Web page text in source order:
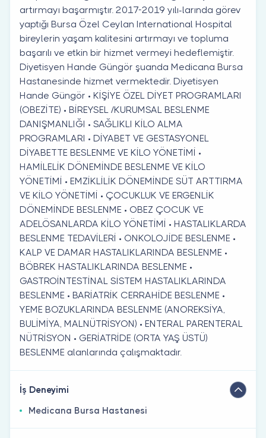
artırmayı başarmıştır. 2017-2019 yılı-larında görev
yaptığı Bursa Özel Ceylan International Hospital
bireylerin yaşam kalitesini artırmayı ve topluma
başarılı ve etkin bir hizmet vermeyi hedeflemiştir.
Diyetisyen Hande Güngör şuanda Medicana Bursa
Hastanesinde hizmet vermektedir. Diyetisyen
Hande Güngör • KİŞİYE ÖZEL DİYET PROGRAMLARI
(OBEZİTE) • BİREYSEL /KURUMSAL BESLENME
DANIŞMANLIĞI • SAĞLIKLI KİLO ALMA
PROGRAMLARI • DİYABET VE GESTASYONEL
DİYABETTE BESLENME VE KİLO YÖNETİMİ •
HAMİLELİK DÖNEMİNDE BESLENME VE KİLO
YÖNETİMİ • EMZİKLİLİK DÖNEMİNDE SÜT ARTTIRMA
VE KİLO YÖNETİMİ • ÇOCUKLUK VE ERGENLİK
DÖNEMİNDE BESLENME • OBEZ ÇOCUK VE
ADELÖSANLARDA KİLO YÖNETİMİ • HASTALIKLARDA
BESLENME TEDAVİLERİ • ONKOLOJİDE BESLENME •
KALP VE DAMAR HASTALIKLARINDA BESLENME •
BÖBREK HASTALIKLARINDA BESLENME •
GASTROİNTESTİNAL SİSTEM HASTALIKLARINDA
BESLENME • BARİATRİK CERRAHİDE BESLENME •
YEME BOZUKLARINDA BESLENME (ANOREKSİYA,
BULİMİYA, MALNÜTRİSYON) • ENTERAL PARENTERAL
NÜTRİSYON • GERİATRİDE (ORTA YAŞ ÜSTÜ)
BESLENME alanlarında çalışmaktadır.
İş Deneyimi
Medicana Bursa Hastanesi